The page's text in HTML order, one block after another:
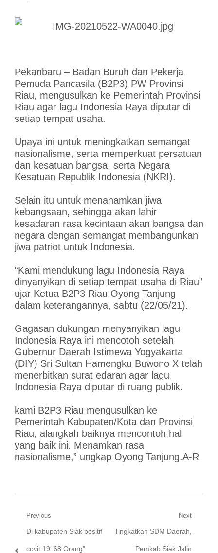
Pekanbaru – Badan Buruh dan Pekerja
Pemuda Pancasila (B2P3) PW Provinsi
Riau, mengusulkan ke Pemerintah Provinsi
Riau agar lagu Indonesia Raya diputar di
setiap tempat usaha.
Upaya ini untuk meningkatkan semangat
nasionalisme, serta memperkuat persatuan
dan kesatuan bangsa, serta Negara
Kesatuan Republik Indonesia (NKRI).
Selain itu untuk menanamkan jiwa
kebangsaan, sehingga akan lahir
kesadaran rasa kecintaan akan bangsa dan
negara dengan semangat membangunkan
jiwa patriot untuk Indonesia.
“Kami mendukung lagu Indonesia Raya
dinyanyikan di setiap tempat usaha di Riau”
ujar Ketua B2P3 Riau Oyong Tanjung
dalam keterangannya, sabtu (22/05/21).
Gagasan dukungan menyanyikan lagu
Indonesia Raya ini mencotoh setelah
Gubernur Daerah Istimewa Yogyakarta
(DIY) Sri Sultan Hamengku Buwono X telah
menerbitkan surat edaran agar lagu
Indonesia Raya diputar di ruang publik.
kami B2P3 Riau mengusulkan ke
Pemerintah Kabupaten/Kota dan Provinsi
Riau, alangkah baiknya mencontoh hal
yang baik ini. Menamkan rasa
nasionalisme,” ungkap Oyong Tanjung.A-R
Navigasi
pos
Previous
Previous
post:
Di kabupaten Siak positif
covit 19′ 68 Orang”
Next
Next
Tingkatkan SDM Daerah,
Pemkab Siak Jalin